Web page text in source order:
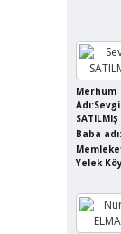
Merhum
Adı:Sevgi
SATILMIŞ
Baba adı:
Yelek